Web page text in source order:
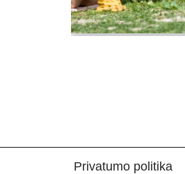
Privatumo politika